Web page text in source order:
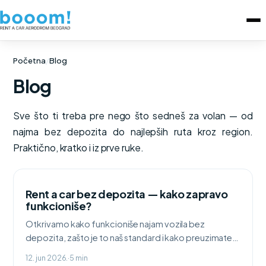
Početna/Blog
Blog
Sve što ti treba pre nego što sedneš za volan — od
najma bez depozita do najlepših ruta kroz region.
Praktično, kratko i iz prve ruke.
Rent a car bez depozita — kako zapravo
funkcioniše?
Otkrivamo kako funkcioniše najam vozila bez
depozita, zašto je to naš standard i kako preuzimate
12. jun 2026.·5 min